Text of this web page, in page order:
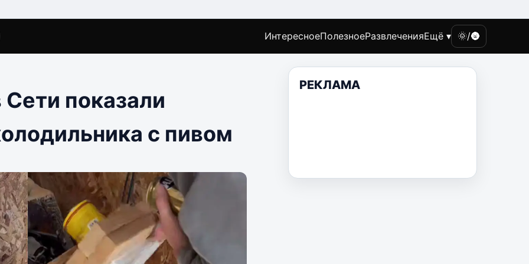
ИнтересноеПолезноеРазвлеченияЕщё ▾ 🌞/🌚
показали
с пивом
РЕКЛАМА